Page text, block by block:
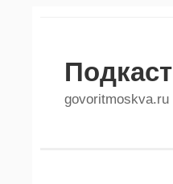
govoritmoskva.ru